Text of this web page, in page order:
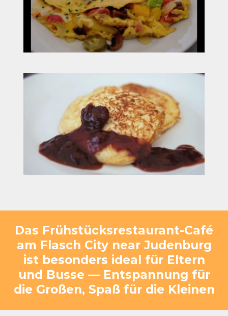
Das Frühstücksrestaurant-Café
am Flasch City near Judenburg
ist besonders ideal für Eltern
und Busse — Entspannung für
die Großen, Spaß für die Kleinen